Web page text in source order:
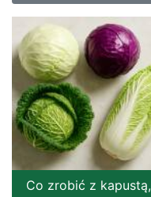
Co zrobić z kapustą,